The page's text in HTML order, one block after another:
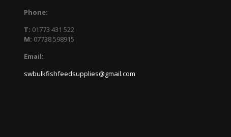
Phone:
T: 01773 431 522
M: 07738 598915
Email:
swbulkfishfeedsupplies@gmail.com